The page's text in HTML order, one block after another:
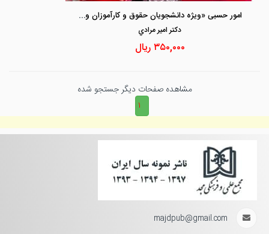
امور حسبی «ویژه دانشجویان حقوق و کارآموزان وکالت»
دكتر امير مرادي
۳۵۰,۰۰۰ریال
مشاهده صفحات دیگر جستجو شده
۱
majdpub@gmail.com